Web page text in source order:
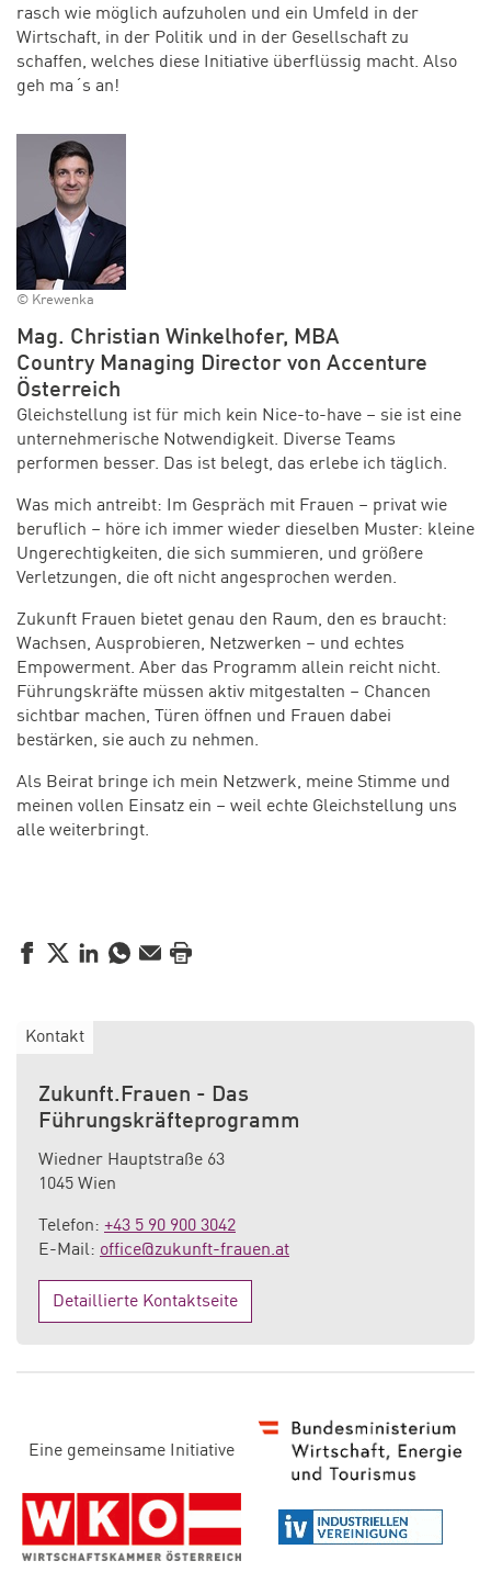
rasch wie möglich aufzuholen und ein Umfeld in der
Wirtschaft, in der Politik und in der Gesellschaft zu
schaffen, welches diese Initiative überflüssig macht. Also
geh ma´s an!
© Krewenka
Mag. Christian Winkelhofer, MBA
Country Managing Director von Accenture
Österreich
Gleichstellung ist für mich kein Nice-to-have – sie ist eine
unternehmerische Notwendigkeit. Diverse Teams
performen besser. Das ist belegt, das erlebe ich täglich.
Was mich antreibt: Im Gespräch mit Frauen – privat wie
beruflich – höre ich immer wieder dieselben Muster: kleine
Ungerechtigkeiten, die sich summieren, und größere
Verletzungen, die oft nicht angesprochen werden.
Zukunft Frauen bietet genau den Raum, den es braucht:
Wachsen, Ausprobieren, Netzwerken – und echtes
Empowerment. Aber das Programm allein reicht nicht.
Führungskräfte müssen aktiv mitgestalten – Chancen
sichtbar machen, Türen öffnen und Frauen dabei
bestärken, sie auch zu nehmen.
Als Beirat bringe ich mein Netzwerk, meine Stimme und
meinen vollen Einsatz ein – weil echte Gleichstellung uns
alle weiterbringt.
Facebook
TwitterLinkedIn
WhatsApp
E-MailDrucken
Kontakt
Zukunft.Frauen - Das
Führungskräfteprogramm
Wiedner Hauptstraße 63
1045 Wien
Telefon: +43 5 90 900 3042
E-Mail: office@zukunft-frauen.at
Detaillierte Kontaktseite
Eine gemeinsame Initiative